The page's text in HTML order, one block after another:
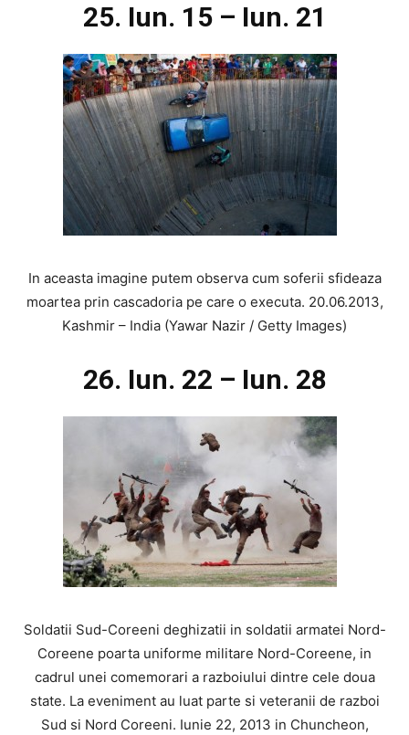
25. Iun. 15 – Iun. 21
In aceasta imagine putem observa cum soferii sfideaza
moartea prin cascadoria pe care o executa. 20.06.2013,
Kashmir – India (Yawar Nazir / Getty Images)
26. Iun. 22 – Iun. 28
Soldatii Sud-Coreeni deghizatii in soldatii armatei Nord-
Coreene poarta uniforme militare Nord-Coreene, in
cadrul unei comemorari a razboiului dintre cele doua
state. La eveniment au luat parte si veteranii de razboi
Sud si Nord Coreeni. Iunie 22, 2013 in Chuncheon,